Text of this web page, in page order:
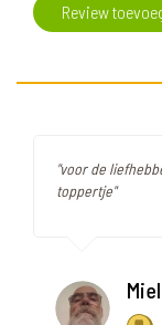
Review
"voor de
toppertje"